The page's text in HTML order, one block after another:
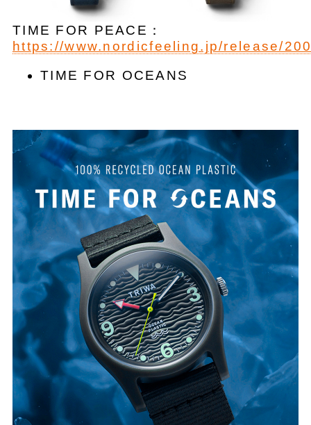
TIME FOR PEACE：
https://www.nordicfeeling.jp/release/
TIME FOR OCEANS